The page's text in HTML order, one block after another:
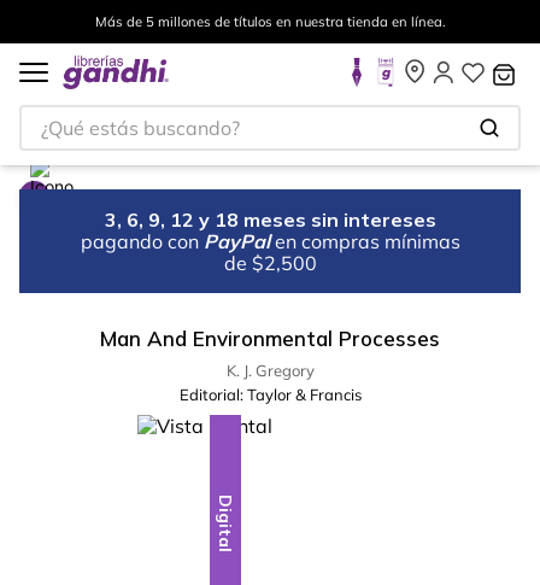
Más de 5 millones de títulos en nuestra tienda en línea.
¿Qué estás buscando?
3, 6, 9, 12 y 18 meses sin intereses
pagando con PayPal en compras mínimas
de $2,500
Man And Environmental Processes
K. J. Gregory
Editorial: Taylor & Francis
Digital